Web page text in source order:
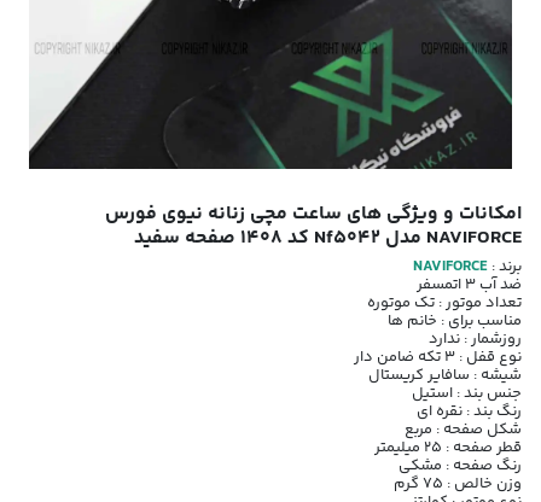
امکانات و ویژگی های ساعت مچی زنانه نیوی فورس
NAVIFORCE مدل Nf5042 کد 1408 صفحه سفید
برند : NAVIFORCE
ضد آب 3 اتمسفر
تعداد موتور : تک موتوره
مناسب برای : خانم ها
روزشمار : ندارد
نوع قفل : 3 تکه ضامن دار
شیشه : سافایر کریستال
جنس بند : استیل
رنگ بند : نقره ای
شکل صفحه : مربع
قطر صفحه : 25 میلیمتر
رنگ صفحه : مشکی
وزن خالص : 75 گرم